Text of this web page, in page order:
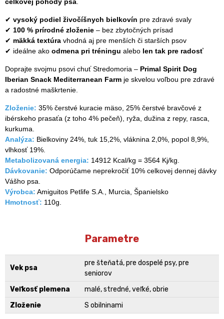
✔ vysoký podiel živočíšnych bielkovín pre zdravé svaly
✔ 100 % prírodné zloženie – bez zbytočných prísad
✔ mäkká textúra vhodná aj pre menších či starších psov
✔ ideálne ako odmena pri tréningu alebo len tak pre radosť
Doprajte svojmu psovi chuť Stredomoria – Primal Spirit Dog
Iberian Snack Mediterranean Farm je skvelou voľbou pre zdravé
a radostné maškrtenie.
Zloženie: 35% čerstvé kuracie mäso, 25% čerstvé bravčové z
ibérskeho prasaťa (z toho 4% pečeň), ryža, dužina z repy, rasca,
kurkuma.
Analýza: Bielkoviny 24%, tuk 15,2%, vláknina 2,0%, popol 8,9%,
vlhkosť 19%.
Metabolizovaná energia: 14912 Kcal/kg = 3564 Kj/kg.
Dávkovanie: Odporúčame neprekročiť 10% celkovej dennej dávky
Vášho psa.
Výrobca: Amiguitos Petlife S.A., Murcia, Španielsko
Hmotnosť: 110g.
Parametre
Vek psa
pre šteňatá, pre dospelé psy, pre
seniorov
Veľkosť plemena
malé, stredné, veľké, obrie
Zloženie
S obilninami